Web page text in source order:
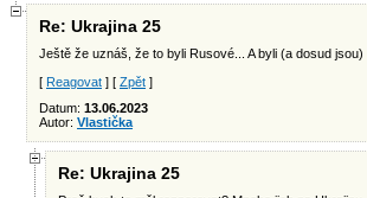
Re: Ukrajina 25
Ještě že uznáš, že to byli Rusové... A byli (a dosud
[ Reagovat ] [ Zpět ]
Datum: 13.06.2023
Autor: Vlastička
Re: Ukrajina 25